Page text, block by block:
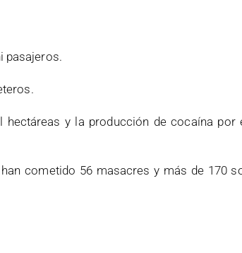
pasajeros.
y la producción de cocaína por
cometido 56 masacres y más de 170